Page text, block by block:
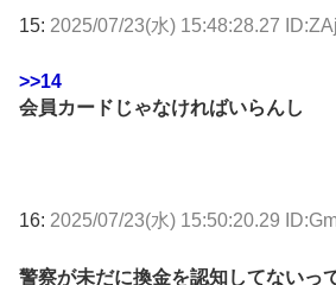
15: 2025/07/23(水) 15:48:28.27
>>14
会員カードじゃなければいらんし
16: 2025/07/23(水) 15:50:20.29
警察が未だに換金を認知してないっ